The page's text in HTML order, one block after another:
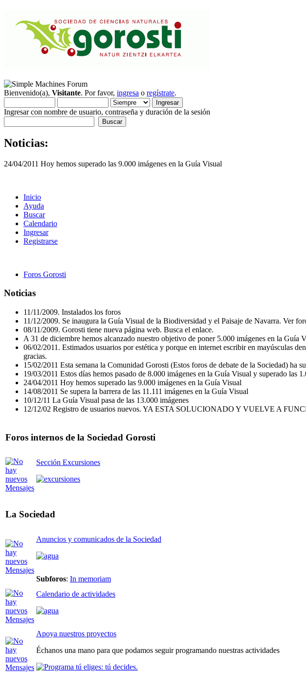
Bienvenido(a), Visitante. Por favor, ingresa o regístrate.
Ingresar con nombre de usuario, contraseña y duración de la sesión
Noticias:
24/04/2011 Hoy hemos superado las 9.000 imágenes en la Guía Visual
Inicio
Ayuda
Buscar
Calendario
Ingresar
Registrarse
Foros Gorosti
Noticias
11/11/2009. Instalados los foros
11/12/2009. Se inaugura la Guía Visual de la Biodiversidad y el Paisaje de Navarra. Ver
08/11/2009. Gorosti tiene nueva página web. Busca el enlace.
A 31 de diciembre hemos alcanzado nuestro objetivo de poner 5.000 imágenes en la Guía
06/02/2011. Estimados usuarios por estética y porque en internet escribir en mayúsculas
gracias.
15/02/2011 Esta semana la Comunidad Gorosti (Estos foros de debate de la Sociedad) ha
19/03/2011 Estos días hemos pasado de 8.000 imágenes en la Guía Visual y superado las
24/04/2011 Hoy hemos superado las 9.000 imágenes en la Guía Visual
14/08/2011 Se supera la barrera de las 11.111 imágenes en la Guía Visual
10/12/11 La Guía Visual pasa de las 13.000 imágenes
12/12/02 Registro de usuarios nuevos. YA ESTA SOLUCIONADO Y VUELVE A
Foros internos de la Sociedad Gorosti
Sección Excursiones
La Sociedad
Anuncios y comunicados de la Sociedad
Subforos: In memoriam
Calendario de actividades
Apoya nuestros proyectos
Échanos una mano para que podamos seguir programando nuestras actividades